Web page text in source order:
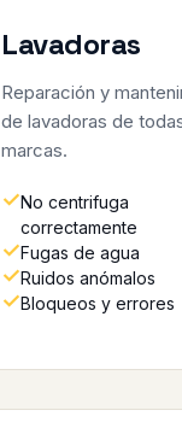
Lavadoras
Reparación y
de lavadoras de
marcas.
No centrifuga
correctamente
Fugas de agua
Ruidos anómalos
Bloqueos y errores